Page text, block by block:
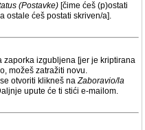
(Postavke) [čime ćeš (p)ostati
ostale ćeš postati skriven/a].
zaporka izgubljena [jer je kriptirana
možeš zatražiti novu.
otvoriti klikneš naZaboravio/la
upute će ti stići e-mailom.